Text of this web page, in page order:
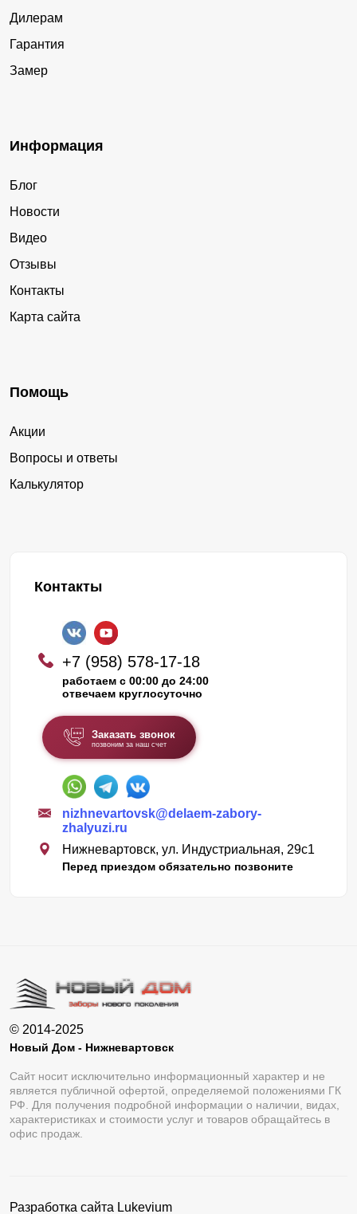
Дилерам
Гарантия
Замер
Информация
Блог
Новости
Видео
Отзывы
Контакты
Карта сайта
Помощь
Акции
Вопросы и ответы
Калькулятор
Контакты
+7 (958) 578-17-18
работаем с 00:00 до 24:00
отвечаем круглосуточно
Заказать звонок
позвоним за наш счет
nizhnevartovsk@delaem-zabory-
zhalyuzi.ru
Нижневартовск, ул. Индустриальная, 29с1
Перед приездом обязательно позвоните
© 2014-2025
Новый Дом - Нижневартовск
Сайт носит исключительно информационный характер и не
является публичной офертой, определяемой положениями ГК
РФ. Для получения подробной информации о наличии, видах,
характеристиках и стоимости услуг и товаров обращайтесь в
офис продаж.
Разработка сайта Lukevium